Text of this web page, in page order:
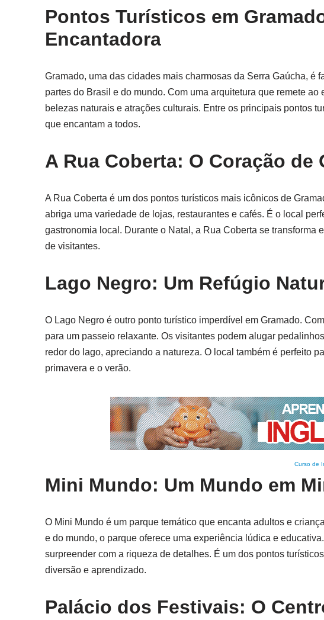
Pontos Turísticos em
Encantadora
Gramado, uma das cidades mais charmosas da Serra Gaúcha, é
partes do Brasil e do mundo. Com uma arquitetura que remete
belezas naturais e atrações culturais. Entre os principais pontos
que encantam a todos.
A Rua Coberta: O Coração de
A Rua Coberta é um dos pontos turísticos mais icônicos de
abriga uma variedade de lojas, restaurantes e cafés. É o local
gastronomia local. Durante o Natal, a Rua Coberta se
de visitantes.
Lago Negro: Um Refúgio
O Lago Negro é outro ponto turístico imperdível em Gramado.
para um passeio relaxante. Os visitantes podem alugar
redor do lago, apreciando a natureza. O local também é perfeito
primavera e o verão.
Curso de
Mini Mundo: Um Mundo em
O Mini Mundo é um parque temático que encanta adultos e
e do mundo, o parque oferece uma experiência lúdica e
surpreender com a riqueza de detalhes. É um dos pontos
diversão e aprendizado.
Palácio dos Festivais: O